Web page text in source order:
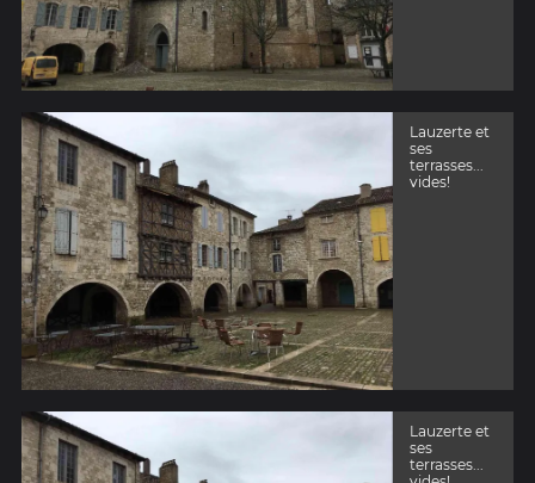
Lauzerte et
ses
terrasses...
vides!
Lauzerte et
ses
terrasses...